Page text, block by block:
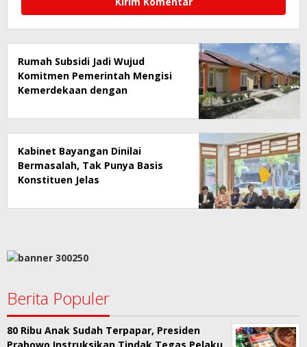
Rumah Subsidi Jadi Wujud
Komitmen Pemerintah Mengisi
Kemerdekaan dengan
Kabinet Bayangan Dinilai
Bermasalah, Tak Punya Basis
Konstituen Jelas
Berita Populer
80 Ribu Anak Sudah Terpapar, Presiden